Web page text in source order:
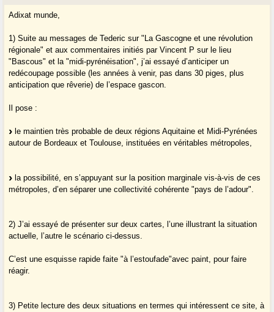
Adixat munde,
1) Suite au messages de Tederic sur "La Gascogne et une révolution
régionale" et aux commentaires initiés par Vincent P sur le lieu
"Bascous" et la "midi-pyrénéisation", j’ai essayé d’anticiper un
redécoupage possible (les années à venir, pas dans 30 piges, plus
anticipation que rêverie) de l’espace gascon.
Il pose :
le maintien très probable de deux régions Aquitaine et Midi-Pyrénées
autour de Bordeaux et Toulouse, instituées en véritables métropoles,
la possibilité, en s’appuyant sur la position marginale vis-à-vis de ces
métropoles, d’en séparer une collectivité cohérente "pays de l’adour".
2) J’ai essayé de présenter sur deux cartes, l’une illustrant la situation
actuelle, l’autre le scénario ci-dessus.
C’est une esquisse rapide faite "à l’estoufade"avec paint, pour faire
réagir.
3) Petite lecture des deux situations en termes qui intéressent ce site, à